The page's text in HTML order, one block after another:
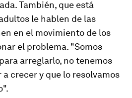
También, que está
le hablen de las
en el movimiento de los
el problema. "Somos
arreglarlo, no tenemos
crecer y que lo resolvamos